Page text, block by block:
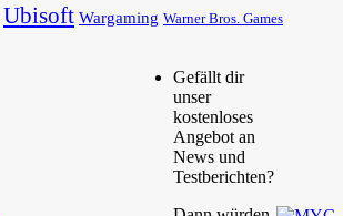
Ubisoft Wargaming Warner Bros. Games
Gefällt dir
unser
kostenloses
Angebot an
News und
Testberichten?